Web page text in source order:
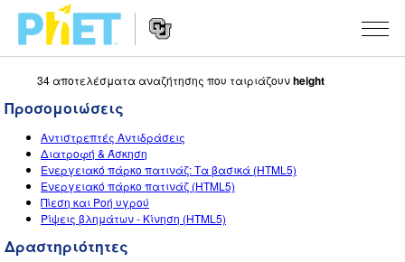
Αναζήτηση
Ιστότοπο
του
PhET
Navigation
ΠΡΟΣΟΜΟΙΏΣΕΙΣ
All Sims
Φυσική
Μαθηματικά
STUDIO
About Studio
Customizable Sims
ΔΙΔΑΣΚΑΛΊΑ
Περιήγηση στις δραστηριότητες
ΈΡΕΥΝΑ
34 αποτελέσματα αναζήτησης που ταιριάζουνheight
Προσομοιώσεις
Αντιστρεπτές Αντιδράσεις
Διατροφή & Άσκηση
Ενεργειακό πάρκο πατινάζ: Τα βασικά (HTML5)
Ενεργειακό πάρκο πατινάζ (HTML5)
Πίεση και Ροή υγρού
Ρίψεις βλημάτων - Κίνηση (HTML5)
Δραστηριότητες